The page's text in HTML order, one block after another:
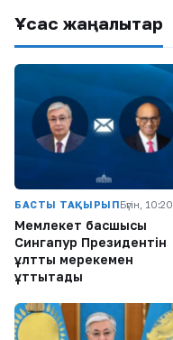
Ұқсас жаңалықтар
БАСТЫ ТАҚЫРЫПБүгін, 10:20
Мемлекет басшысы
Сингапур Президентін
ұлттық мерекемен
құттықтады